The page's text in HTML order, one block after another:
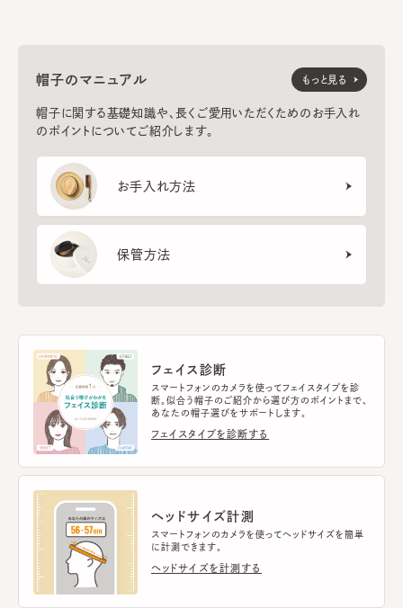
帽子のマニュアル
帽子に関する基礎知識や、長くご愛用いただくためのお手入れ
のポイントについてご紹介します。
お手入れ方法
保管方法
もっと見る
フェイス診断
スマートフォンのカメラを使ってフェイスタイプを診
断。似合う帽子のご紹介から選び方のポイントまで、
あなたの帽子選びをサポートします。
フェイスタイプを診断する
ヘッドサイズ計測
スマートフォンのカメラを使ってヘッドサイズを簡単
に計測できます。
ヘッドサイズを計測する